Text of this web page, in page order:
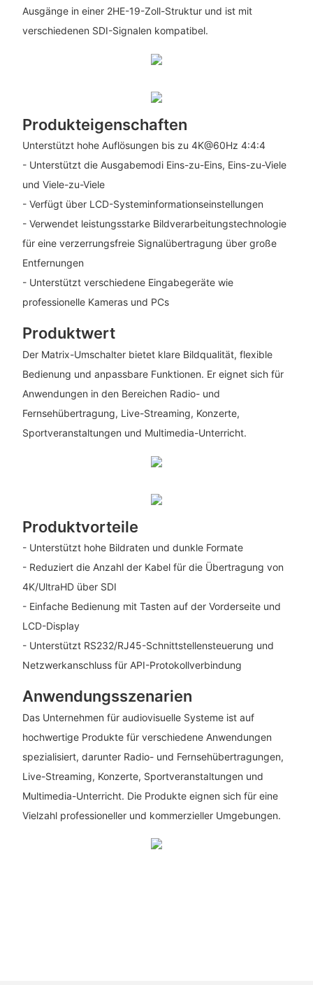
Ausgänge in einer 2HE-19-Zoll-Struktur und ist mit
verschiedenen SDI-Signalen kompatibel.
Produkteigenschaften
Unterstützt hohe Auflösungen bis zu 4K@60Hz 4:4:4
- Unterstützt die Ausgabemodi Eins-zu-Eins, Eins-zu-Viele
und Viele-zu-Viele
- Verfügt über LCD-Systeminformationseinstellungen
- Verwendet leistungsstarke Bildverarbeitungstechnologie
für eine verzerrungsfreie Signalübertragung über große
Entfernungen
- Unterstützt verschiedene Eingabegeräte wie
professionelle Kameras und PCs
Produktwert
Der Matrix-Umschalter bietet klare Bildqualität, flexible
Bedienung und anpassbare Funktionen. Er eignet sich für
Anwendungen in den Bereichen Radio- und
Fernsehübertragung, Live-Streaming, Konzerte,
Sportveranstaltungen und Multimedia-Unterricht.
Produktvorteile
- Unterstützt hohe Bildraten und dunkle Formate
- Reduziert die Anzahl der Kabel für die Übertragung von
4K/UltraHD über SDI
- Einfache Bedienung mit Tasten auf der Vorderseite und
LCD-Display
- Unterstützt RS232/RJ45-Schnittstellensteuerung und
Netzwerkanschluss für API-Protokollverbindung
Anwendungsszenarien
Das Unternehmen für audiovisuelle Systeme ist auf
hochwertige Produkte für verschiedene Anwendungen
spezialisiert, darunter Radio- und Fernsehübertragungen,
Live-Streaming, Konzerte, Sportveranstaltungen und
Multimedia-Unterricht. Die Produkte eignen sich für eine
Vielzahl professioneller und kommerzieller Umgebungen.